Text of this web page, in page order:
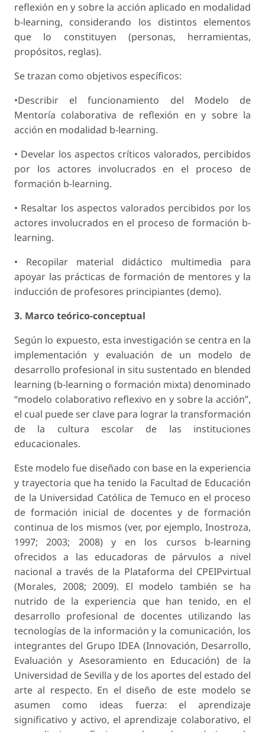
reflexión en y sobre la acción aplicado en modalidad
b-learning, considerando los distintos elementos
que lo constituyen (personas, herramientas,
propósitos, reglas).
Se trazan como objetivos específicos:
•Describir el funcionamiento del Modelo de
Mentoría colaborativa de reflexión en y sobre la
acción en modalidad b-learning.
• Develar los aspectos críticos valorados, percibidos
por los actores involucrados en el proceso de
formación b-learning.
• Resaltar los aspectos valorados percibidos por los
actores involucrados en el proceso de formación b-
learning.
• Recopilar material didáctico multimedia para
apoyar las prácticas de formación de mentores y la
inducción de profesores principiantes (demo).
3. Marco teórico-conceptual
Según lo expuesto, esta investigación se centra en la
implementación y evaluación de un modelo de
desarrollo profesional in situ sustentado en blended
learning (b-learning o formación mixta) denominado
“modelo colaborativo reflexivo en y sobre la acción”,
el cual puede ser clave para lograr la transformación
de la cultura escolar de las instituciones
educacionales.
Este modelo fue diseñado con base en la experiencia
y trayectoria que ha tenido la Facultad de Educación
de la Universidad Católica de Temuco en el proceso
de formación inicial de docentes y de formación
continua de los mismos (ver, por ejemplo, Inostroza,
1997; 2003; 2008) y en los cursos b-learning
ofrecidos a las educadoras de párvulos a nivel
nacional a través de la Plataforma del CPEIPvirtual
(Morales, 2008; 2009). El modelo también se ha
nutrido de la experiencia que han tenido, en el
desarrollo profesional de docentes utilizando las
tecnologías de la información y la comunicación, los
integrantes del Grupo IDEA (Innovación, Desarrollo,
Evaluación y Asesoramiento en Educación) de la
Universidad de Sevilla y de los aportes del estado del
arte al respecto. En el diseño de este modelo se
asumen como ideas fuerza: el aprendizaje
significativo y activo, el aprendizaje colaborativo, el